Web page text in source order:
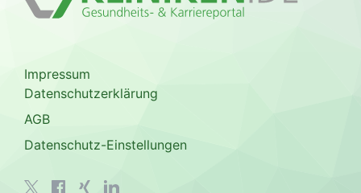
Impressum
Datenschutzerklärung
AGB
Datenschutz-Einstellungen